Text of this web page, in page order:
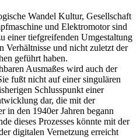
Wandel Kultur, Gesellschaft
und Elektromotor sind
einer tiefgreifenden Umgestaltung
Verhältnisse und nicht zuletzt der
geführt haben.
Ausmaßes wird auch der
fußt nicht auf einer singulären
Schlusspunkt einer
dar, die mit der
in den 1940er Jahren begann
dieses Prozesses könnte mit der
digitalen Vernetzung erreicht